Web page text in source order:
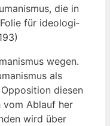
die in
für ideo­lo­gi­
wegen.
als
die­sen
vom Ablauf her
wird über